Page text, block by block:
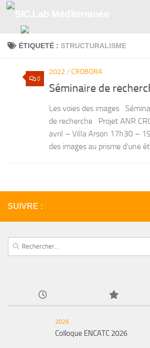
ÉTIQUETÉ : STRUCTURALISME
0
2022 / CROBORA
Séminaire de
Les voies des images
de recherche Projet ANR
avril – Villa Arson 17h30 –
des images au prisme d’une
SUIVRE :
Rechercher :
2026
Colloque ENCATC 2026